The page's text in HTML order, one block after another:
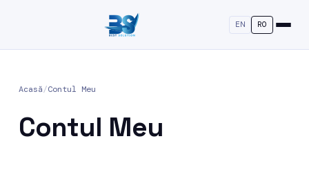
EN RO
Acasă/Contul Meu
Contul Meu